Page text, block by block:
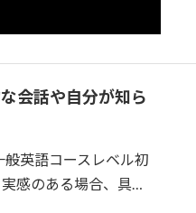
会話や自分が知ら
英語コースレベル初
感のある場合、具…